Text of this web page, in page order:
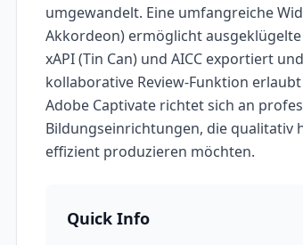
umgewandelt. Eine umfangreiche
Akkordeon) ermöglicht
xAPI (Tin Can) und AICC exportiert
kollaborative Review-Funktion
Adobe Captivate richtet sich an
Bildungseinrichtungen, die qualitativ
effizient produzieren möchten.
Quick Info